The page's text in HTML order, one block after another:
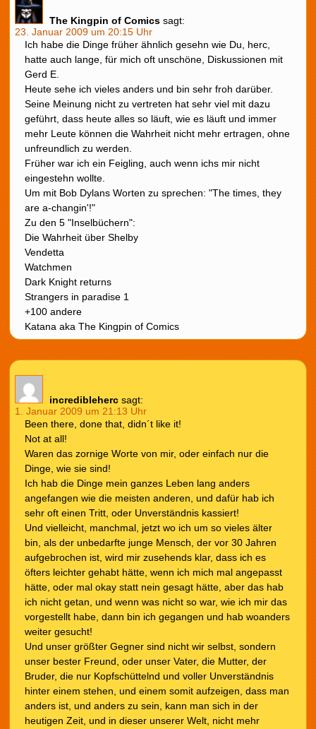
The Kingpin of Comics sagt:
23. Januar 2009 um 20:15 Uhr
Ich habe die Dinge früher ähnlich gesehn wie Du, herc,
hatte auch lange, für mich oft unschöne, Diskussionen mit
Gerd E.
Heute sehe ich vieles anders und bin sehr froh darüber.
Seine Meinung nicht zu vertreten hat sehr viel mit dazu
geführt, dass heute alles so läuft, wie es läuft und immer
mehr Leute können die Wahrheit nicht mehr ertragen, ohne
unfreundlich zu werden.
Früher war ich ein Feigling, auch wenn ichs mir nicht
eingestehn wollte.
Um mit Bob Dylans Worten zu sprechen: "The times, they
are a-changin'!"
Zu den 5 "Inselbüchern":
Die Wahrheit über Shelby
Vendetta
Watchmen
Dark Knight returns
Strangers in paradise 1
+100 andere
Katana aka The Kingpin of Comics
incredibleherc sagt:
1. Januar 2009 um 21:13 Uhr
Been there, done that, didn´t like it!
Not at all!
Waren das zornige Worte von mir, oder einfach nur die
Dinge, wie sie sind!
Ich hab die Dinge mein ganzes Leben lang anders
angefangen wie die meisten anderen, und dafür hab ich
sehr oft einen Tritt, oder Unverständnis kassiert!
Und vielleicht, manchmal, jetzt wo ich um so vieles älter
bin, als der unbedarfte junge Mensch, der vor 30 Jahren
aufgebrochen ist, wird mir zusehends klar, dass ich es
öfters leichter gehabt hätte, wenn ich mich mal angepasst
hätte, oder mal okay statt nein gesagt hätte, aber das hab
ich nicht getan, und wenn was nicht so war, wie ich mir das
vorgestellt habe, dann bin ich gegangen und hab woanders
weiter gesucht!
Und unser größter Gegner sind nicht wir selbst, sondern
unser bester Freund, oder unser Vater, die Mutter, der
Bruder, die nur Kopfschüttelnd und voller Unverständnis
hinter einem stehen, und einem somit aufzeigen, dass man
anders ist, und anders zu sein, kann man sich in der
heutigen Zeit, und in dieser unserer Welt, nicht mehr